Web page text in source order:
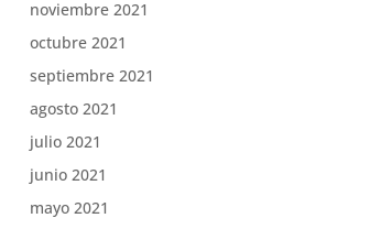
noviembre 2021
octubre 2021
septiembre 2021
agosto 2021
julio 2021
junio 2021
mayo 2021